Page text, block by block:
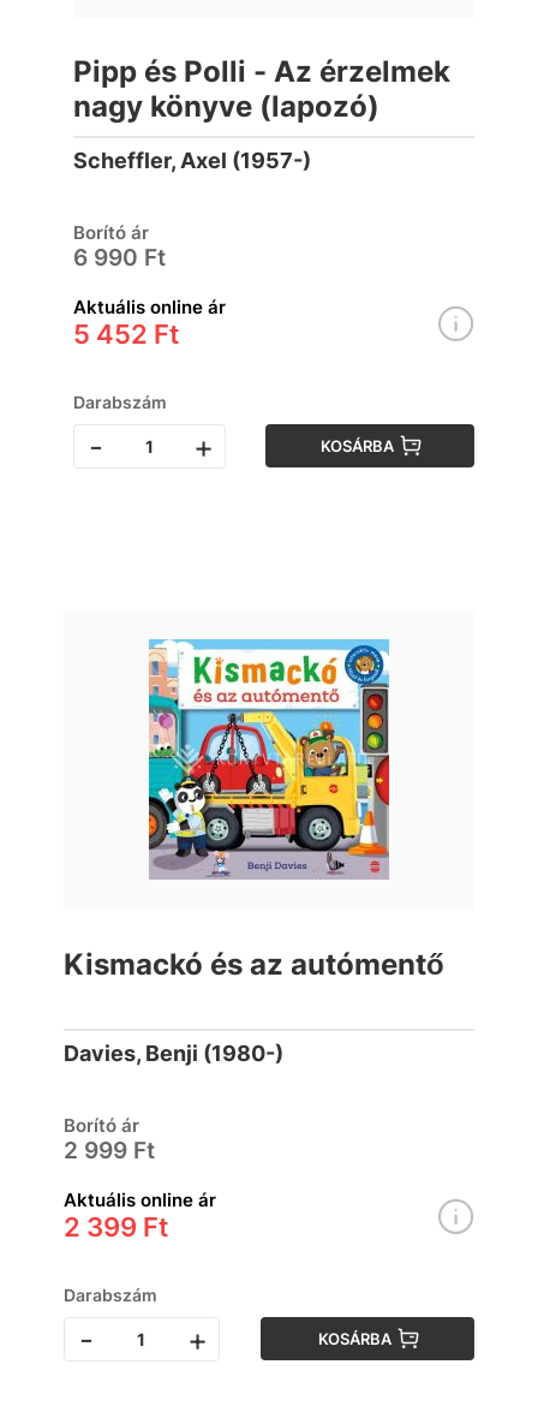
Pipp és Polli - Az érzelmek
nagy könyve (lapozó)
Scheffler, Axel (1957-)
Borító ár
6 990 Ft
Aktuális online ár
5 452 Ft
Darabszám
- + KOSÁRBA
Kismackó és az autómentő
Davies, Benji (1980-)
Borító ár
2 999 Ft
Aktuális online ár
2 399 Ft
Darabszám
- + KOSÁRBA